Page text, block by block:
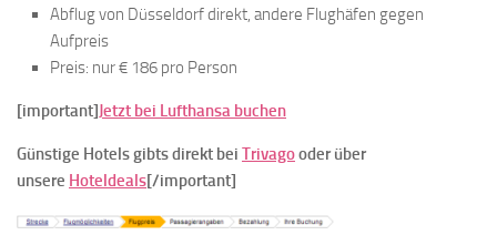
Abflug von Düsseldorf direkt, andere Flughäfen gegen
Aufpreis
Preis: nur € 186 pro Person
[important]Jetzt bei Lufthansa buchen
Günstige Hotels gibts direkt bei Trivagooder über
unsere Hoteldeals[/important]